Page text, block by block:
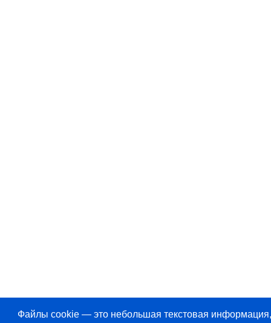
Файлы cookie — это небольшая текстовая